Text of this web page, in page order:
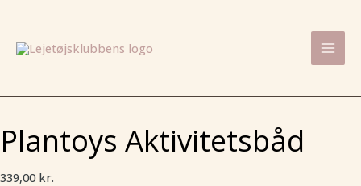
indholdet
Plantoys Aktivitetsbåd
339,00 kr.
antal